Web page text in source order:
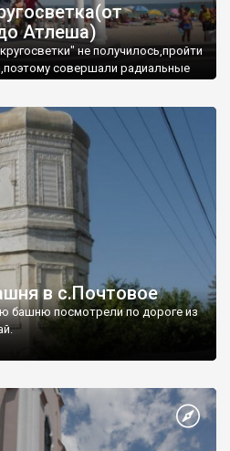
Атлеша)
не получилось,пройти
совершали радиальные
в с.Почтовое
башню посмотрели по дороге из